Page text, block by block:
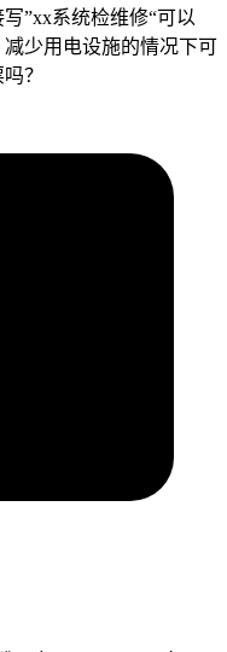
”xx系统检维修“可以
少用电设施的情况下可
？